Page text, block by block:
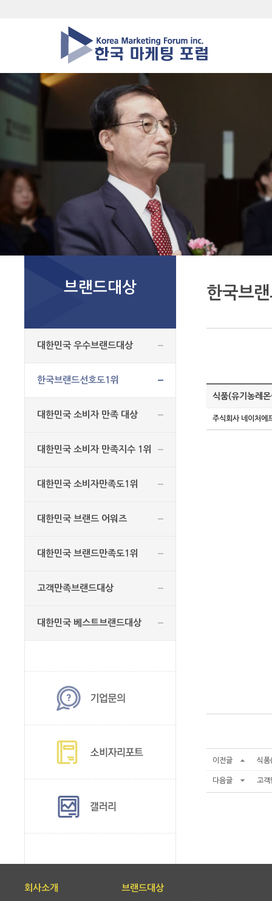
브랜드대상
대한민국 우수브랜드대상
한국브랜드선호도1위
대한민국 소비자 만족 대상
대한민국 소비자 만족지수 1위
대한민국 소비자만족도1위
대한민국 브랜드 어워즈
대한민국 브랜드만족도1위
고객만족브랜드대상
대한민국 베스트브랜드대상
한국브
식품(유기농레
주식회사 네이처에
이전글 식품
다음글 고객
회사소개
브랜드대상